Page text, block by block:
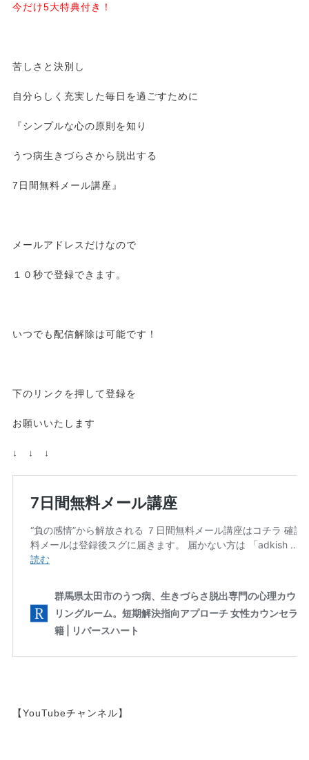
今だけ5大特典付き！
苦しさと決別し
自分らしく充実した毎日を過ごすために
『シンプルな心の原則を知り
うつ病生きづらさから脱出する
7日間無料メール講座』
メールアドレスだけなので
１０秒で登録できます。
いつでも配信解除は可能です！
下のリンクを押して登録を
お願いいたします
↓ ↓ ↓
【YouTubeチャンネル】